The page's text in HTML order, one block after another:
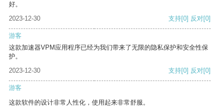
好。
2023-12-30
支持[0] 反对[0]
游客
这款加速器VPM应用程序已经为我们带来了无限的隐私保护和安全性保
护。
2023-12-30
支持[0] 反对[0]
游客
这款软件的设计非常人性化，使用起来非常舒服。